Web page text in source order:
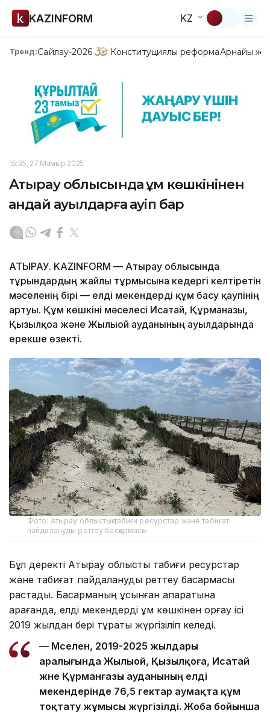
KAZINFORM KZ
Тренд:Сайлау-2026 Конституциялық реформаАрнайы
15:35, 27 Мамыр 2025
Атырау облысында құм көшкінінен
қандай ауылдарға қауіп бар
АТЫРАУ. KAZINFORM — Атырау облысында
тұрғындардың жайлы тұрмысына кедергі келтіретін
мәселенің бірі — елді мекендерді құм басу қаупінің
артуы. Құм көшкіні мәселесі Исатай, Құрманғазы,
Қызылқоға және Жылыой ауданының ауылдарында
ерекше өзекті.
Фото: Атырау облыстық табиғи ресурстар және табиғат
пайдалануды реттеу басқармасы
Бұл деректі Атырау облыстық табиғи ресурстар
және табиғат пайдалануды реттеу басқармасы
растады. Басқарманың ұсынған ақпаратына
қарағанда, елді мекендерді құм көшкінен қорғау ісі
2019 жылдан бері тұрақты жүргізіліп келеді.
— Мәселен, 2019-2025 жылдары
аралығында Жылыой, Қызылқоға, Исатай
және Құрманғазы ауданының елді
мекендерінде 76,5 гектар аумақта құм
тоқтату жұмысы жүргізілді. Жоба бойынша